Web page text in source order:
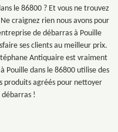
le 86800 ? Et vous ne trouvez
craignez rien nous avons pour
de débarras à Pouille
ses clients au meilleur prix.
Antiquaire est vraiment
Pouille dans le 86800 utilise des
produits agréés pour nettoyer
!